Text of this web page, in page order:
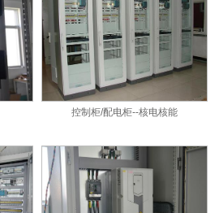
控制柜/配电柜--核电核能